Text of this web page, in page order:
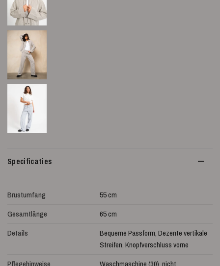
Specificaties
Brustumfang
55 cm
Gesamtlänge
65 cm
Details
Bequeme Passform, Dezente vertikale
Streifen, Knopfverschluss vorne
Pflegehinweise
Waschmaschine (30), nicht